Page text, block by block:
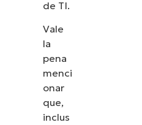
de TI.
Vale
la
pena
menci
onar
que,
inclus